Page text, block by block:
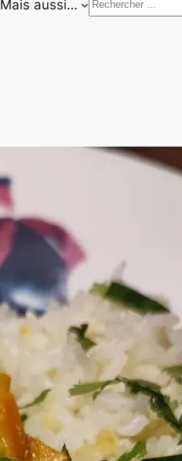
Mais aussi…